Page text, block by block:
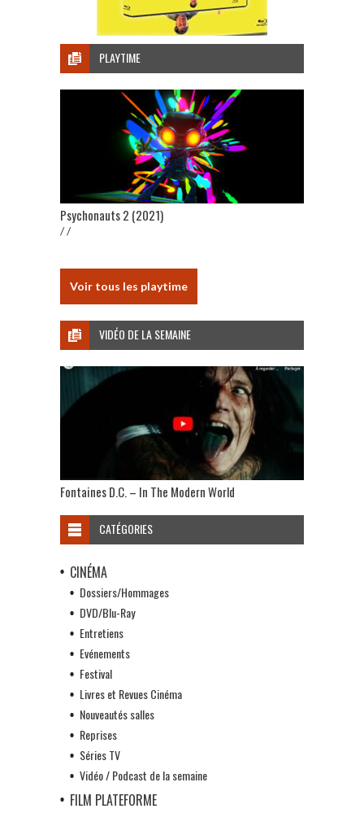
PLAYTIME
Psychonauts 2 (2021)
/ /
Voir tous les playtime
VIDÉO DE LA SEMAINE
Fontaines D.C. – In The Modern World
CATÉGORIES
CINÉMA
Dossiers/Hommages
DVD/Blu-Ray
Entretiens
Evénements
Festival
Livres et Revues Cinéma
Nouveautés salles
Reprises
Séries TV
Vidéo / Podcast de la semaine
FILM PLATEFORME